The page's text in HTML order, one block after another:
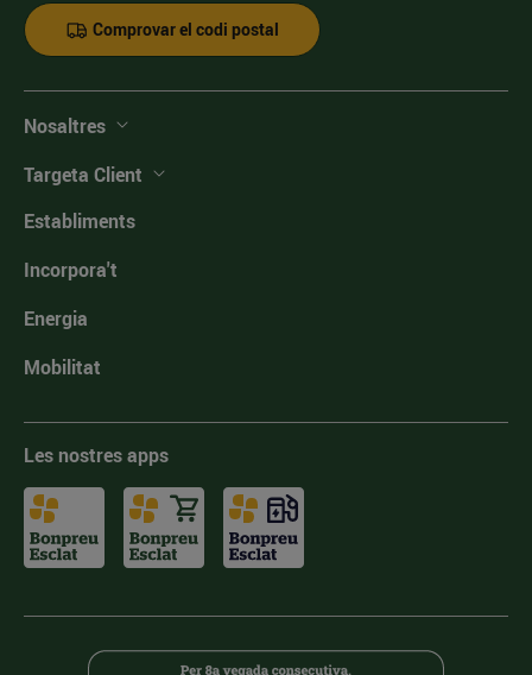
Comprovar el codi postal
Nosaltres
Targeta Client
Establiments
Incorpora't
Energia
Mobilitat
Les nostres apps